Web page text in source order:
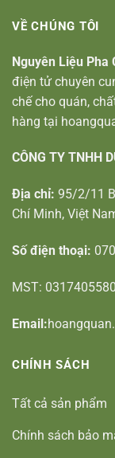
VỀ CHÚNG TÔI
Nguyên Liệu Pha
điện tử chuyên
chế cho quán,
hàng tại
CÔNG TY TNHH
Địa chỉ: 95/2/11
Chí Minh, Việt
Số điện thoại:
MST: 0317405580
Email:
CHÍNH SÁCH
Tất cả sản phẩm
Chính sách bảo